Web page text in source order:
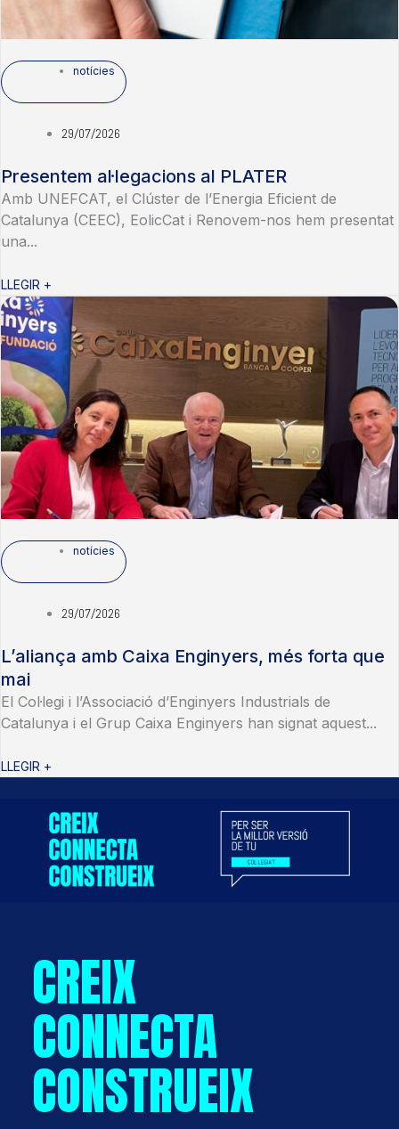
notícies
29/07/2026
Presentem al·legacions al PLATER
Amb UNEFCAT, el Clúster de l’Energia Eficient de
Catalunya (CEEC), EolicCat i Renovem-nos hem presentat
una...
LLEGIR +
notícies
29/07/2026
L’aliança amb Caixa Enginyers, més forta que
mai
El Col·legi i l’Associació d’Enginyers Industrials de
Catalunya i el Grup Caixa Enginyers han signat aquest...
LLEGIR +
CREIX
CONNECTA
CONSTRUEIX